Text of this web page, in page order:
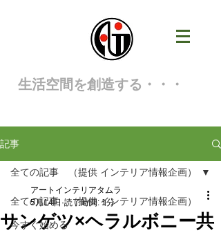
生活空間を創造する・・・
記事
全ての記事 （提供 インテリア情報企画）
今すぐ始める
全ての記事 （提供 インテリア情報企画）
サンゲツ×ヘラルボニー共
アートインテリアタムラ
5月14日 読了時間: 1分